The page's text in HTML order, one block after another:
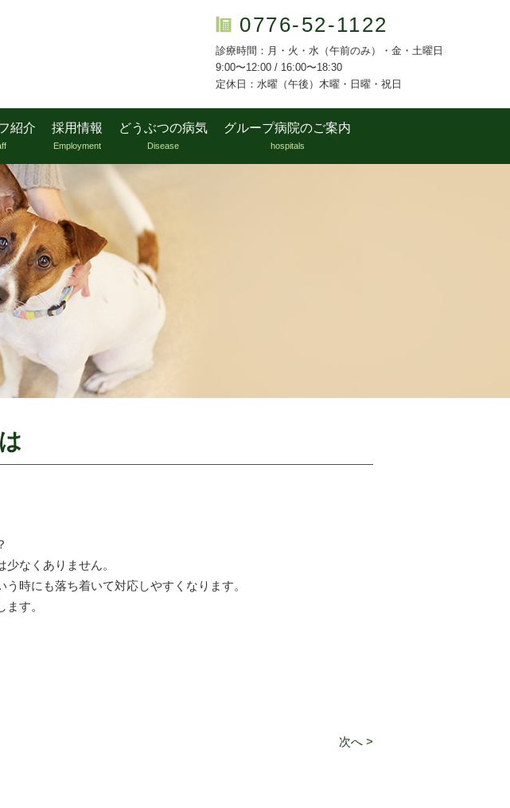
0776-52-1122
診療時間：月・火・水（午前のみ）・金・土曜日
9:00〜12:00 / 16:00〜18:30
定休日：水曜（午後）木曜・日曜・祝日
紹介 採用情報
Employment
どうぶつの病気
Disease
グループ病院のご案内
hospitals
なくありません。
時にも落ち着いて対応しやすくなります。
す。
次へ >